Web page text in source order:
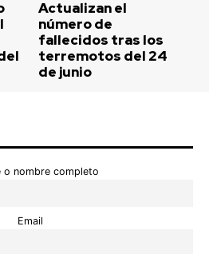
Actualizan el
número de
fallecidos tras los
terremotos del 24
de junio
o nombre completo
Email